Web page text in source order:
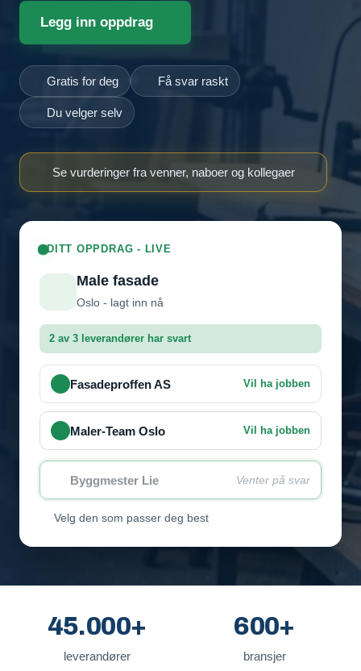
Legg inn oppdrag
Gratis for deg Få svar raskt
Du velger selv
Se vurderinger fra venner, naboer og kollegaer
DITT OPPDRAG - LIVE
Male fasade
Oslo - lagt inn nå
2 av 3 leverandører har svart
Velg den som passer deg best
45.000+
leverandører
600+
bransjer